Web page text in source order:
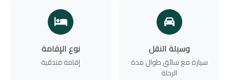
وسيلة النقل
سيارة مع سائق طوال مدة
الرحلة
نوع الإقامة
إقامة فندقية